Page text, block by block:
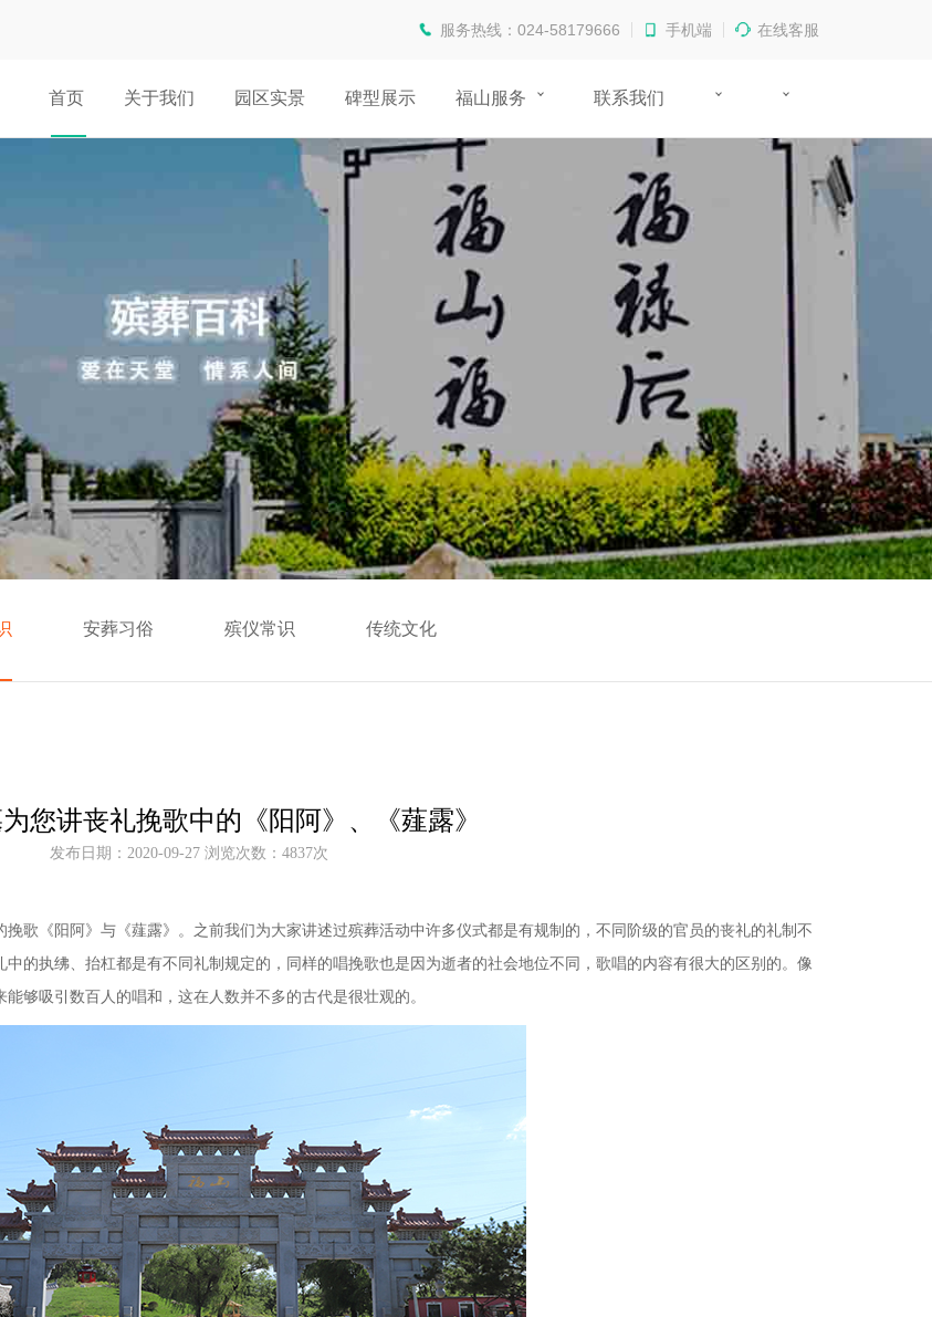
服务热线：024-58179666 手机端 在线客服
首页 关于我们 园区实景 碑型展示 福山服务 联系我们
安葬习俗 殡仪常识 传统文化
您讲丧礼挽歌中的《阳阿》、《薤露》
发布日期：2020-09-27 浏览次数：4837次
歌《阳阿》与《薤露》。之前我们为大家讲述过殡葬活动中许多仪式都是有规制的，不同阶级的官员的丧礼的礼制不
的执绋、抬杠都是有不同礼制规定的，同样的唱挽歌也是因为逝者的社会地位不同，歌唱的内容有很大的区别的。像
够吸引数百人的唱和，这在人数并不多的古代是很壮观的。